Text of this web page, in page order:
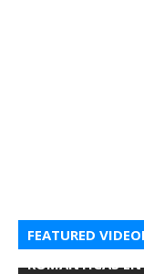
FEATURED
ROMANTICAS